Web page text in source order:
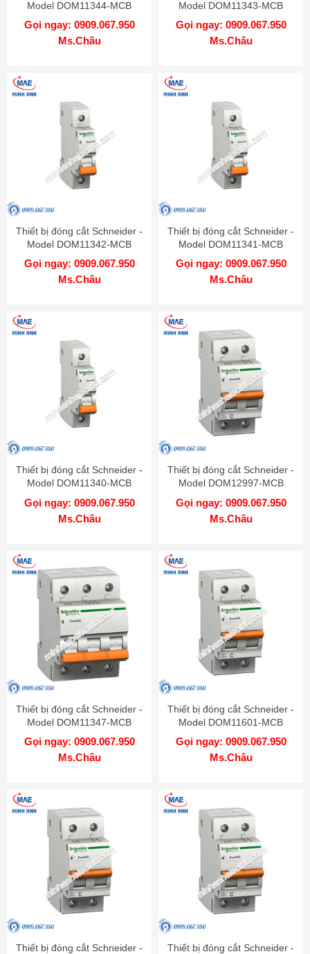
Model DOM11344-MCB
Gọi ngay: 0909.067.950
Ms.Châu
Model DOM11343-MCB
Gọi ngay: 0909.067.950
Ms.Châu
Thiết bị đóng cắt Schneider -
Model DOM11342-MCB
Gọi ngay: 0909.067.950
Ms.Châu
Thiết bị đóng cắt Schneider -
Model DOM11341-MCB
Gọi ngay: 0909.067.950
Ms.Châu
Thiết bị đóng cắt Schneider -
Model DOM11340-MCB
Gọi ngay: 0909.067.950
Ms.Châu
Thiết bị đóng cắt Schneider -
Model DOM12997-MCB
Gọi ngay: 0909.067.950
Ms.Châu
Thiết bị đóng cắt Schneider -
Model DOM11347-MCB
Gọi ngay: 0909.067.950
Ms.Châu
Thiết bị đóng cắt Schneider -
Model DOM11601-MCB
Gọi ngay: 0909.067.950
Ms.Châu
Thiết bị đóng cắt Schneider -
Thiết bị đóng cắt Schneider -